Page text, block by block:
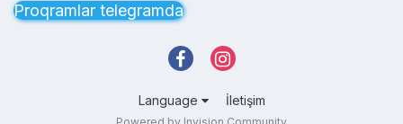
Proqramlar telegramda
Language İletişim